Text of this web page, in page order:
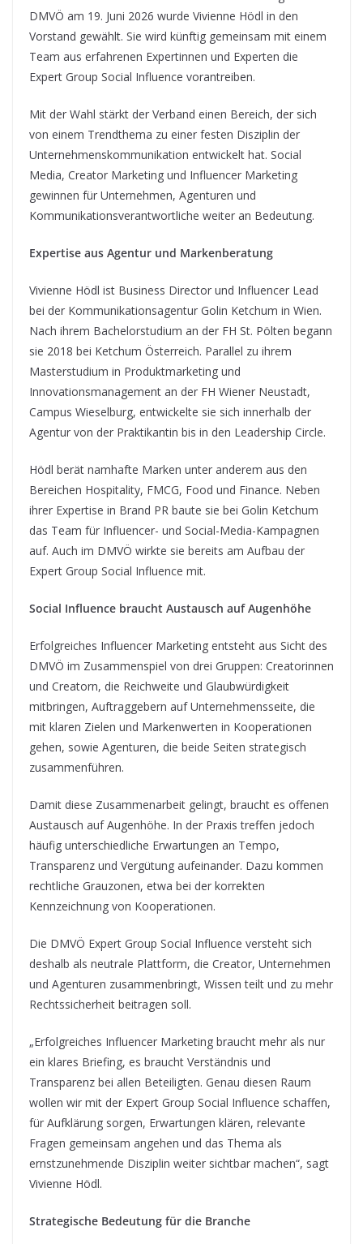
DMVÖ am 19. Juni 2026 wurde Vivienne Hödl in den
Vorstand gewählt. Sie wird künftig gemeinsam mit einem
Team aus erfahrenen Expertinnen und Experten die
Expert Group Social Influence vorantreiben.
Mit der Wahl stärkt der Verband einen Bereich, der sich
von einem Trendthema zu einer festen Disziplin der
Unternehmenskommunikation entwickelt hat. Social
Media, Creator Marketing und Influencer Marketing
gewinnen für Unternehmen, Agenturen und
Kommunikationsverantwortliche weiter an Bedeutung.
Expertise aus Agentur und Markenberatung
Vivienne Hödl ist Business Director und Influencer Lead
bei der Kommunikationsagentur Golin Ketchum in Wien.
Nach ihrem Bachelorstudium an der FH St. Pölten begann
sie 2018 bei Ketchum Österreich. Parallel zu ihrem
Masterstudium in Produktmarketing und
Innovationsmanagement an der FH Wiener Neustadt,
Campus Wieselburg, entwickelte sie sich innerhalb der
Agentur von der Praktikantin bis in den Leadership Circle.
Hödl berät namhafte Marken unter anderem aus den
Bereichen Hospitality, FMCG, Food und Finance. Neben
ihrer Expertise in Brand PR baute sie bei Golin Ketchum
das Team für Influencer- und Social-Media-Kampagnen
auf. Auch im DMVÖ wirkte sie bereits am Aufbau der
Expert Group Social Influence mit.
Social Influence braucht Austausch auf Augenhöhe
Erfolgreiches Influencer Marketing entsteht aus Sicht des
DMVÖ im Zusammenspiel von drei Gruppen: Creatorinnen
und Creatorn, die Reichweite und Glaubwürdigkeit
mitbringen, Auftraggebern auf Unternehmensseite, die
mit klaren Zielen und Markenwerten in Kooperationen
gehen, sowie Agenturen, die beide Seiten strategisch
zusammenführen.
Damit diese Zusammenarbeit gelingt, braucht es offenen
Austausch auf Augenhöhe. In der Praxis treffen jedoch
häufig unterschiedliche Erwartungen an Tempo,
Transparenz und Vergütung aufeinander. Dazu kommen
rechtliche Grauzonen, etwa bei der korrekten
Kennzeichnung von Kooperationen.
Die DMVÖ Expert Group Social Influence versteht sich
deshalb als neutrale Plattform, die Creator, Unternehmen
und Agenturen zusammenbringt, Wissen teilt und zu mehr
Rechtssicherheit beitragen soll.
„Erfolgreiches Influencer Marketing braucht mehr als nur
ein klares Briefing, es braucht Verständnis und
Transparenz bei allen Beteiligten. Genau diesen Raum
wollen wir mit der Expert Group Social Influence schaffen,
für Aufklärung sorgen, Erwartungen klären, relevante
Fragen gemeinsam angehen und das Thema als
ernstzunehmende Disziplin weiter sichtbar machen“, sagt
Vivienne Hödl.
Strategische Bedeutung für die Branche